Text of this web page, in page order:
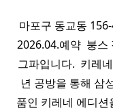
마포구 동교동
2026.04.예약 ​ 붕스
그파입니다. ​ 키레
년 공방을 통해 삼
품인 키레네 에디